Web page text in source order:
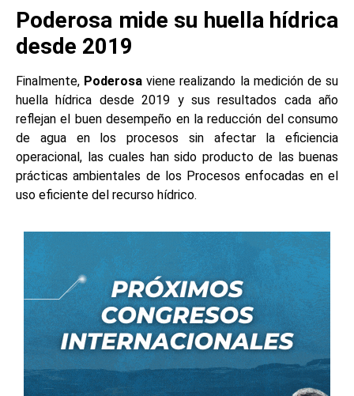
Poderosa mide su huella hídrica
desde 2019
Finalmente, Poderosa viene realizando la medición de su
huella hídrica desde 2019 y sus resultados cada año
reflejan el buen desempeño en la reducción del consumo
de agua en los procesos sin afectar la eficiencia
operacional, las cuales han sido producto de las buenas
prácticas ambientales de los Procesos enfocadas en el
uso eficiente del recurso hídrico.